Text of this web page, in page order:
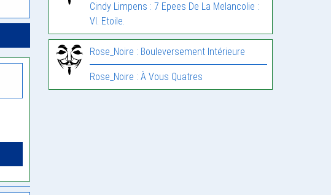
Cindy Limpens : 7 Epees De La Melancolie :
VI. Etoile.
Rose_Noire : Bouleversement Intérieure
Rose_Noire : À Vous Quatres